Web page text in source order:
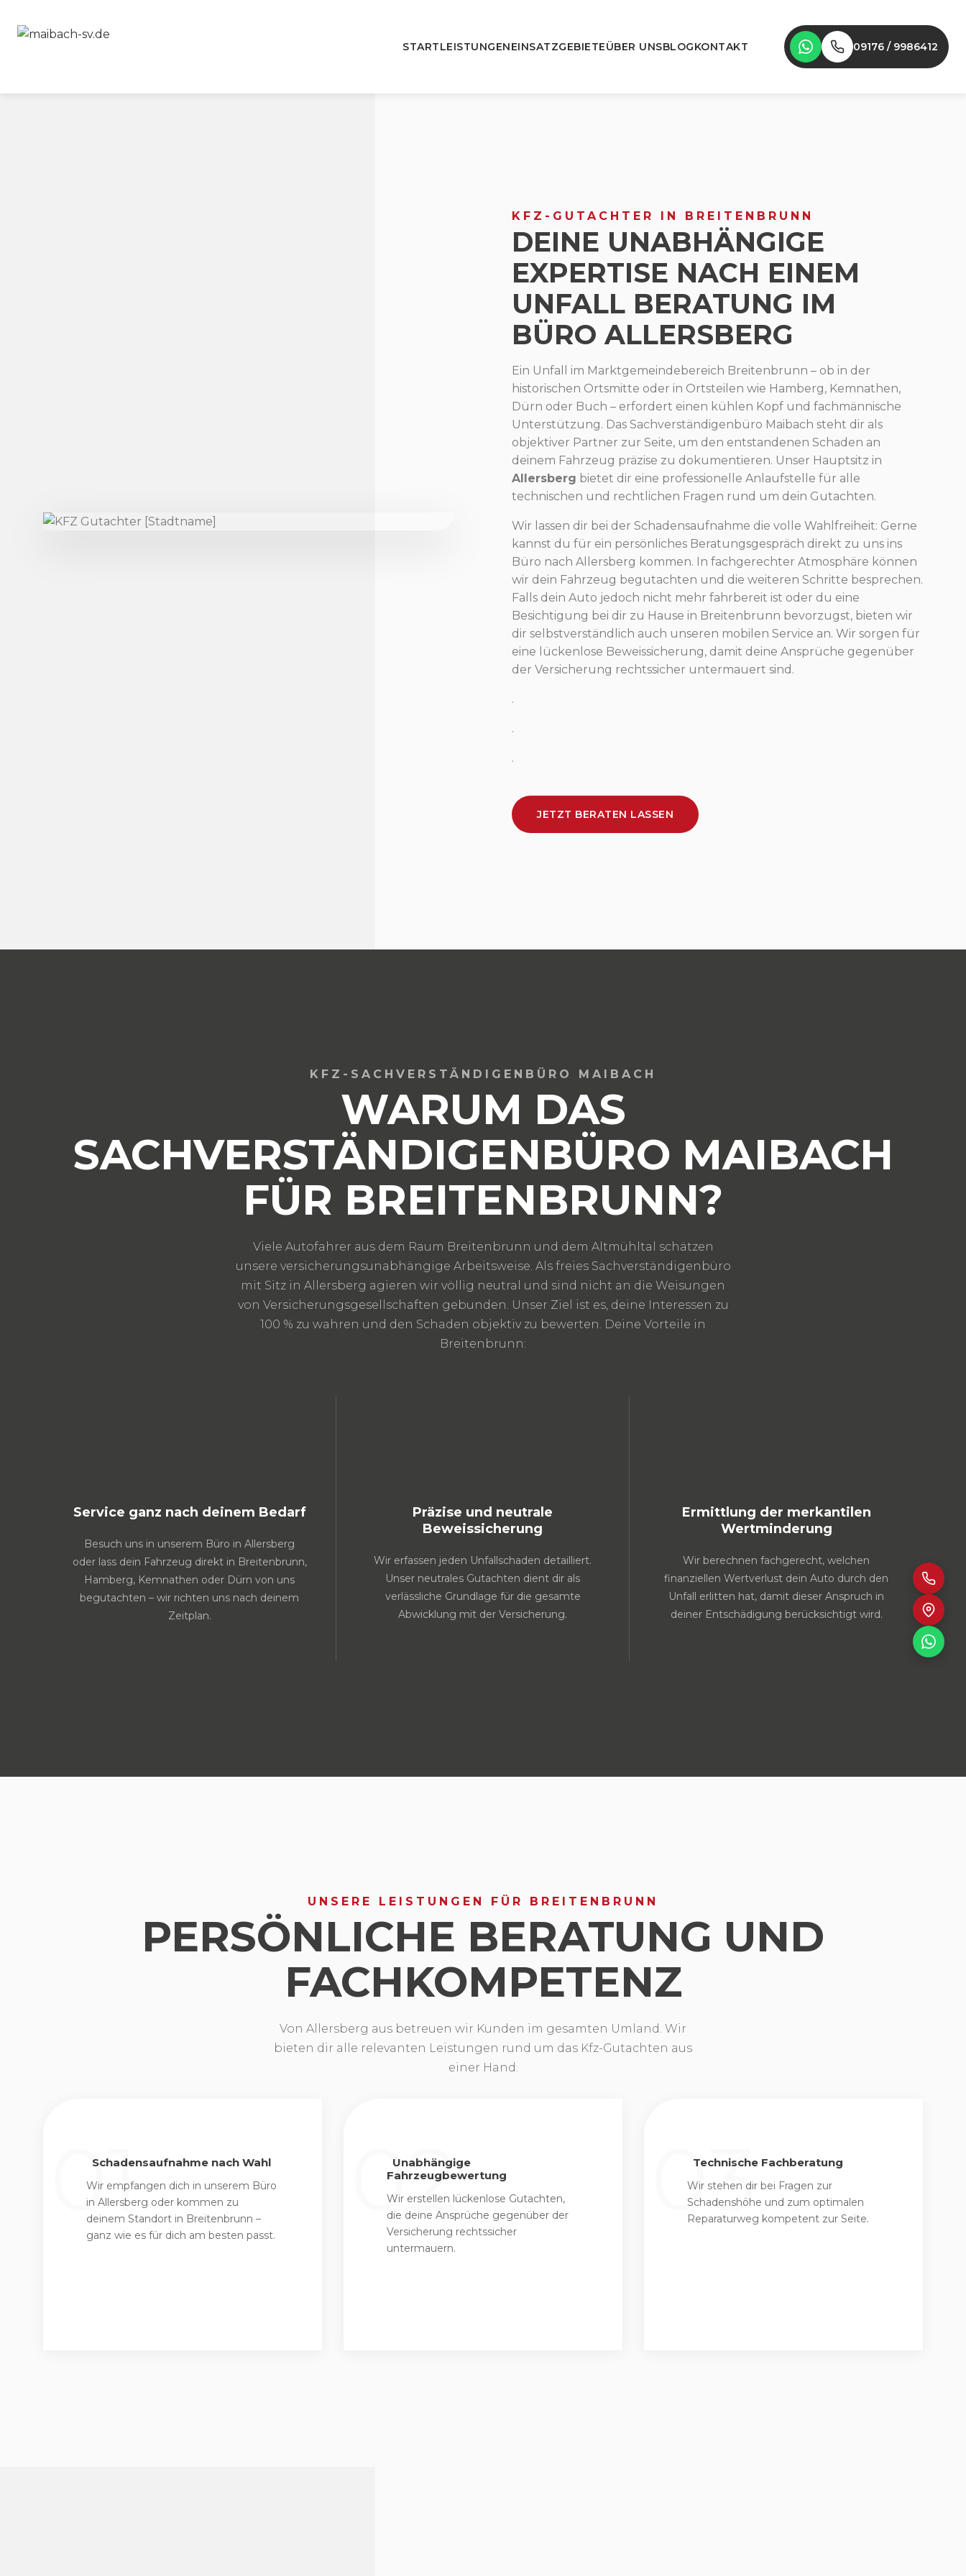
STARTLEISTUNGENEINSATZGEBIETEÜBER UNSBLOGKONTAKT 09176 / 9986412
KFZ-GUTACHTER IN BREITENBRUNN
DEINE UNABHÄNGIGE
EXPERTISE NACH EINEM
UNFALL BERATUNG IM
BÜRO ALLERSBERG
Ein Unfall im Marktgemeindebereich Breitenbrunn – ob in der
historischen Ortsmitte oder in Ortsteilen wie Hamberg, Kemnathen,
Dürn oder Buch – erfordert einen kühlen Kopf und fachmännische
Unterstützung. Das Sachverständigenbüro Maibach steht dir als
objektiver Partner zur Seite, um den entstandenen Schaden an
deinem Fahrzeug präzise zu dokumentieren. Unser Hauptsitz in
Allersberg bietet dir eine professionelle Anlaufstelle für alle
technischen und rechtlichen Fragen rund um dein Gutachten.
Wir lassen dir bei der Schadensaufnahme die volle Wahlfreiheit: Gerne
kannst du für ein persönliches Beratungsgespräch direkt zu uns ins
Büro nach Allersberg kommen. In fachgerechter Atmosphäre können
wir dein Fahrzeug begutachten und die weiteren Schritte besprechen.
Falls dein Auto jedoch nicht mehr fahrbereit ist oder du eine
Besichtigung bei dir zu Hause in Breitenbrunn bevorzugst, bieten wir
dir selbstverständlich auch unseren mobilen Service an. Wir sorgen für
eine lückenlose Beweissicherung, damit deine Ansprüche gegenüber
der Versicherung rechtssicher untermauert sind.
.
.
.
JETZT BERATEN LASSEN
KFZ-SACHVERSTÄNDIGENBÜRO MAIBACH
WARUM DAS
SACHVERSTÄNDIGENBÜRO MAIBACH
FÜR BREITENBRUNN?
Viele Autofahrer aus dem Raum Breitenbrunn und dem Altmühltal schätzen
unsere versicherungsunabhängige Arbeitsweise. Als freies Sachverständigenbüro
mit Sitz in Allersberg agieren wir völlig neutral und sind nicht an die Weisungen
von Versicherungsgesellschaften gebunden. Unser Ziel ist es, deine Interessen zu
100 % zu wahren und den Schaden objektiv zu bewerten. Deine Vorteile in
Breitenbrunn:
Service ganz nach deinem Bedarf
Besuch uns in unserem Büro in Allersberg
oder lass dein Fahrzeug direkt in Breitenbrunn,
Hamberg, Kemnathen oder Dürn von uns
begutachten – wir richten uns nach deinem
Zeitplan.
Präzise und neutrale
Beweissicherung
Wir erfassen jeden Unfallschaden detailliert.
Unser neutrales Gutachten dient dir als
verlässliche Grundlage für die gesamte
Abwicklung mit der Versicherung.
Ermittlung der merkantilen
Wertminderung
Wir berechnen fachgerecht, welchen
finanziellen Wertverlust dein Auto durch den
Unfall erlitten hat, damit dieser Anspruch in
deiner Entschädigung berücksichtigt wird.
UNSERE LEISTUNGEN FÜR BREITENBRUNN
PERSÖNLICHE BERATUNG UND
FACHKOMPETENZ
Von Allersberg aus betreuen wir Kunden im gesamten Umland. Wir
bieten dir alle relevanten Leistungen rund um das Kfz-Gutachten aus
einer Hand.
Schadensaufnahme nach Wahl
Wir empfangen dich in unserem Büro
in Allersberg oder kommen zu
deinem Standort in Breitenbrunn –
ganz wie es für dich am besten passt.
Unabhängige
Fahrzeugbewertung
Wir erstellen lückenlose Gutachten,
die deine Ansprüche gegenüber der
Versicherung rechtssicher
untermauern.
Technische Fachberatung
Wir stehen dir bei Fragen zur
Schadenshöhe und zum optimalen
Reparaturweg kompetent zur Seite.